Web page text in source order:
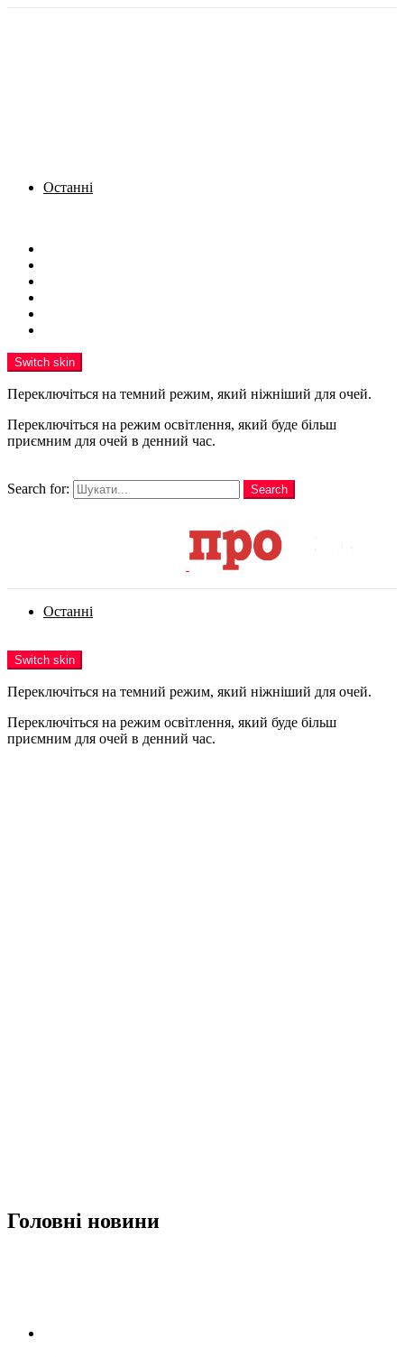
Останні
Switch skin
Переключіться на темний режим, який ніжніший для очей.
Переключіться на режим освітлення, який буде більш
приємним для очей в денний час.
Search for:
Search
Останні
Switch skin
Переключіться на темний режим, який ніжніший для очей.
Переключіться на режим освітлення, який буде більш
приємним для очей в денний час.
Головні новини